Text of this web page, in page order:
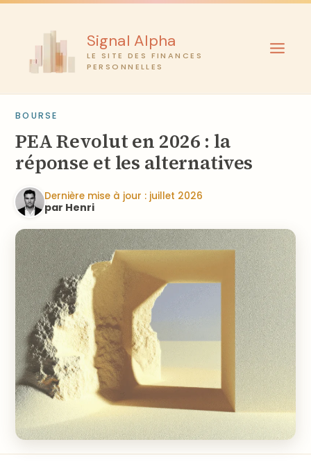
Aller
Signal Alpha
LE SITE DES FINANCES
PERSONNELLES
BOURSE
PEA Revolut en 2026 : la
réponse et les alternatives
Dernière mise à jour : juillet 2026
par Henri